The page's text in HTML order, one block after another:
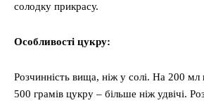
солодку прикрасу.
Особливості цукру:
Розчинність вища, ніж у солі. На 200 мл
500 грамів цукру – більше ніж удвічі.